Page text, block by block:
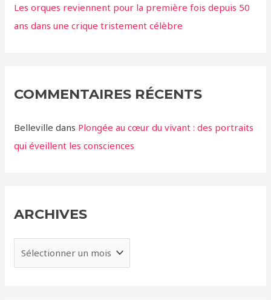
Les orques reviennent pour la première fois depuis 50
ans dans une crique tristement célèbre
COMMENTAIRES RÉCENTS
Belleville dans Plongée au cœur du vivant : des portraits
qui éveillent les consciences
ARCHIVES
r